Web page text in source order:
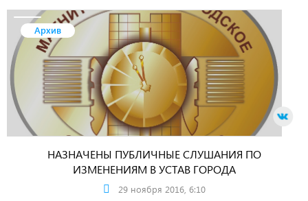
Архив
НАЗНАЧЕНЫ ПУБЛИЧНЫЕ СЛУШАНИЯ ПО
ИЗМЕНЕНИЯМ В УСТАВ ГОРОДА
29 ноября 2016, 6:10